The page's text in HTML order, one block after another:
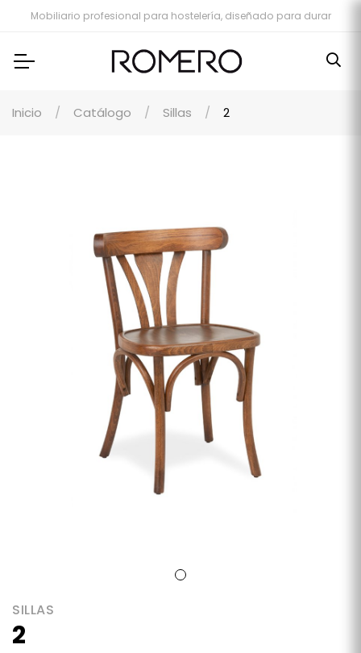
Mobiliario profesional para hostelería, diseñado para durar
Inicio Catálogo Sillas 2
SILLAS
2